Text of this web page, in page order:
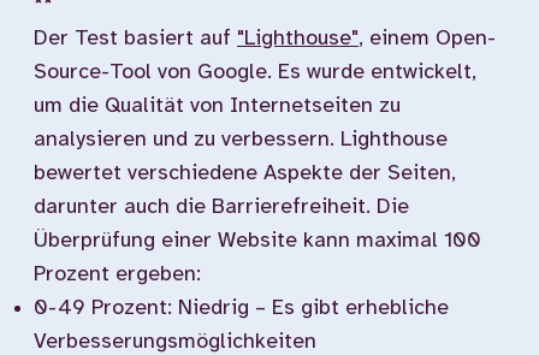
**
Der Test basiert auf "Lighthouse", einem Open-
Source-Tool von Google. Es wurde entwickelt,
um die Qualität von Internetseiten zu
analysieren und zu verbessern. Lighthouse
bewertet verschiedene Aspekte der Seiten,
darunter auch die Barrierefreiheit. Die
Überprüfung einer Website kann maximal 100
Prozent ergeben:
0-49 Prozent: Niedrig – Es gibt erhebliche
Verbesserungsmöglichkeiten